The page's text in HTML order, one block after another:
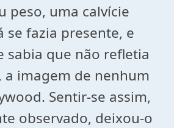
peso, uma calvície
se fazia presente, e
sabia que não refletia
a imagem de nenhum
Sentir-se assim,
observado, deixou-o